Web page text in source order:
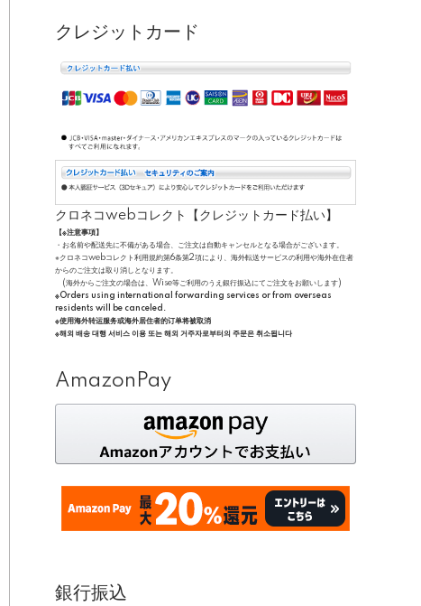
クレジットカード
クロネコwebコレクト【クレジットカード払い】
【※注意事項】
・お名前や配送先に不備がある場合、ご注文は自動キャンセルとなる場合がございます。
※クロネコwebコレクト利用規約第6条第2項により、海外転送サービスの利用や海外在住者
からのご注文は取り消しとなります。
(海外からご注文の場合は、Wise等ご利用のうえ銀行振込にてご注文をお願いします)
※Orders using international forwarding services or from overseas
residents will be canceled.
※使用海外转运服务或海外居住者的订单将被取消
※해외 배송 대행 서비스 이용 또는 해외 거주자로부터의 주문은 취소됩니다
AmazonPay
銀行振込